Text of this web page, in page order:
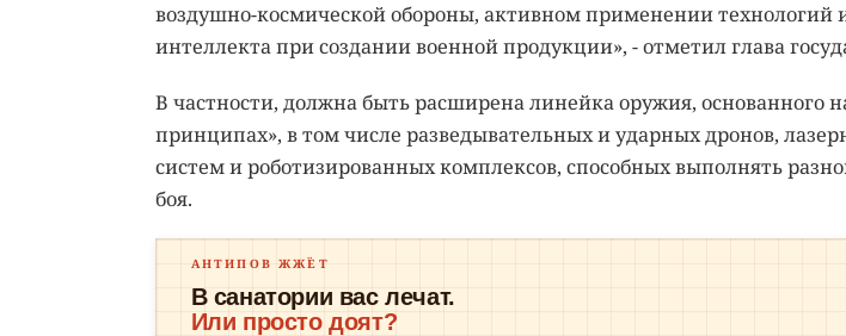
воздушно-космической обороны, активном применении технологий
интеллекта при создании военной продукции», - отметил глава
В частности, должна быть расширена линейка оружия, основанного
принципах», в том числе разведывательных и ударных дронов,
систем и роботизированных комплексов, способных выполнять
боя.
АНТИПОВ ЖЖЁТ
В санатории вас лечат.
Или просто доят?